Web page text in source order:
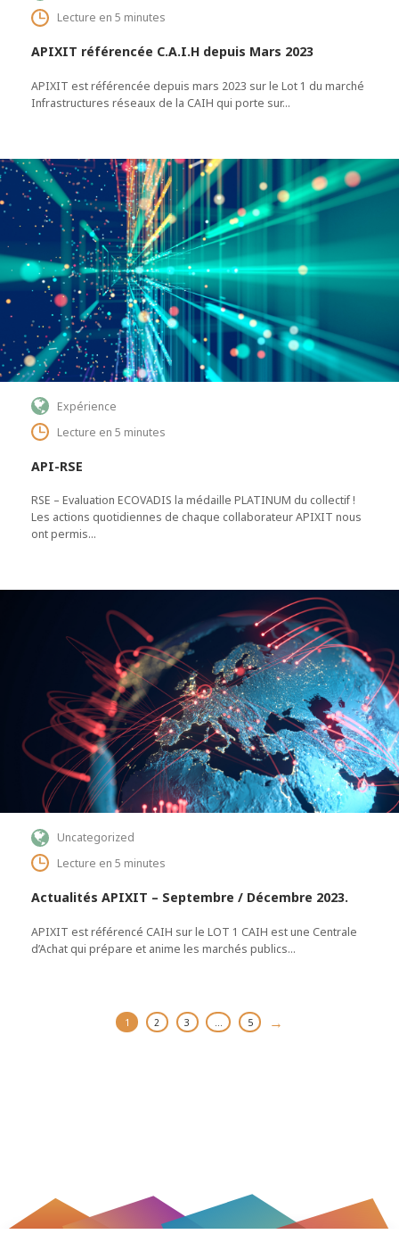
APIXIT référencée C.A.I.H depuis Mars 2023
APIXIT est référencée depuis mars 2023 sur le Lot 1 du marché
Infrastructures réseaux de la CAIH qui porte sur…
Lecture en 5 minutes
API-RSE
RSE – Evaluation ECOVADIS la médaille PLATINUM du collectif !
Les actions quotidiennes de chaque collaborateur APIXIT nous
ont permis…
Expérience
Lecture en 5 minutes
Actualités APIXIT – Septembre / Décembre 2023.
APIXIT est référencé CAIH sur le LOT 1 CAIH est une Centrale
d’Achat qui prépare et anime les marchés publics…
Uncategorized
Lecture en 5 minutes
1 2 3 5 →